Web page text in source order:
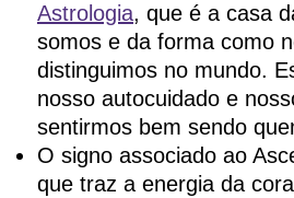
Astrologia, que é a casa
somos e da forma como
distinguimos no mundo.
nosso autocuidado e
sentirmos bem sendo
O signo associado ao
que traz a energia da